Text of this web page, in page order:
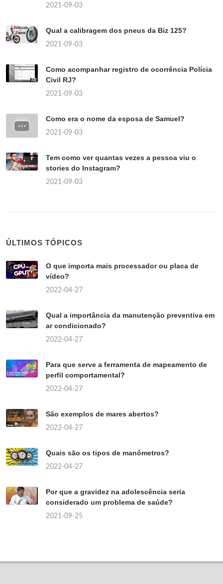
2021-09-03
Qual a calibragem dos pneus da Biz 125?
2021-09-03
Como acompanhar registro de ocorrência Polícia
Civil RJ?
2021-09-03
Como era o nome da esposa de Samuel?
2021-09-03
Tem como ver quantas vezes a pessoa viu o
stories do Instagram?
2021-09-03
ÚLTIMOS TÓPICOS
O que importa mais processador ou placa de
vídeo?
2022-04-27
Qual a importância da manutenção preventiva em
ar condicionado?
2022-04-27
Para que serve a ferramenta de mapeamento de
perfil comportamental?
2022-04-27
São exemplos de mares abertos?
2022-04-27
Quais são os tipos de manômetros?
2022-04-27
Por que a gravidez na adolescência seria
considerado um problema de saúde?
2021-09-25